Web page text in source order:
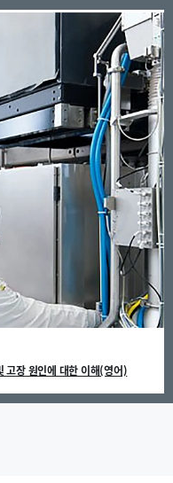
고장 원인에 대한 이해(영어)